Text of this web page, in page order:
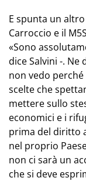
E spunta un
Carroccio e il
«Sono
dice Salvini -.
non vedo
scelte che
mettere sullo
economici e i
prima del diritto
nel proprio
non ci sarà un
che si deve